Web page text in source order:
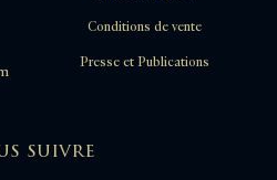
Conditions de vente
Presse et Publications
suivre